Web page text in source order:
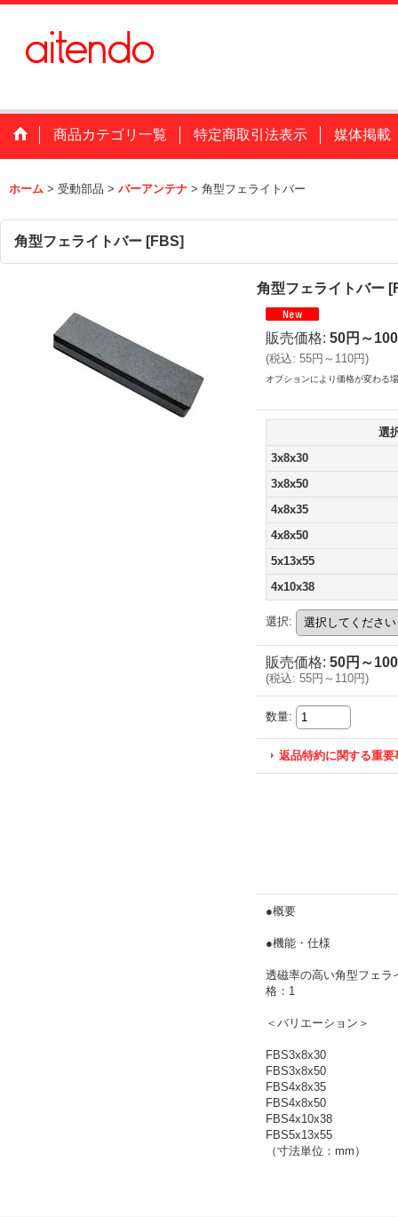
商品カテゴリ一覧 特定商取引法表示 媒体掲載
ホーム > 受動部品 > バーアンテナ > 角型フェライトバー
角型フェライトバー [FBS]
角型フェライトバー [
販売価格: 50円～
(税込: 55円～110円)
オプションにより価格が変わる
選
3x8x30
3x8x50
4x8x35
4x8x50
5x13x55
4x10x38
選択:
販売価格: 50円～
(税込: 55円～110円)
数量:
返品特約に関する重要
●概要
●機能・仕様
透磁率の高い角型フェラ
格：1
＜バリエーション＞
FBS3x8x30
FBS3x8x50
FBS4x8x35
FBS4x8x50
FBS4x10x38
FBS5x13x55
（寸法単位：mm）